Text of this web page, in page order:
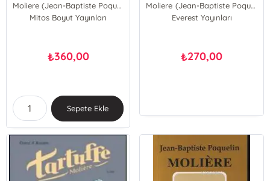
Moliere (Jean-Baptiste Poquelin)
Mitos Boyut Yayınları
₺360,00
Sepete Ekle
Moliere (Jean-Baptiste Poquelin)
Everest Yayınları
₺270,00